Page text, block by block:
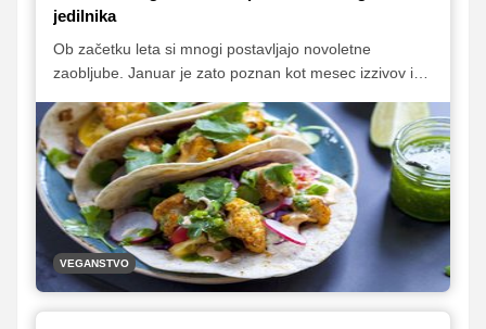
jedilnika
Ob začetku leta si mnogi postavljajo novoletne
zaobljube. Januar je zato poznan kot mesec izzivov in
Slovenci pridružujejo svetovnemu izzivu, da se v
mesecu januarju prehranjujejo izključno z rastlinsko
hrano.
VEGANSTVO